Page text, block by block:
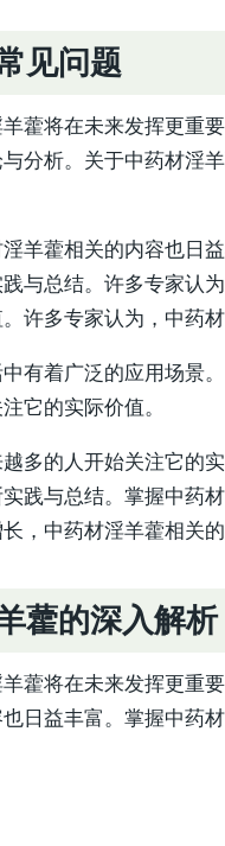
见问题
藿将在未来发挥更重
分析。关于中药材淫
羊藿相关的内容也日
与总结。许多专家认
许多专家认为，中药
有着广泛的应用场景
它的实际价值。
多的人开始关注它的
践与总结。掌握中药
，中药材淫羊藿相关的
藿的深入解析
藿将在未来发挥更重
日益丰富。掌握中药